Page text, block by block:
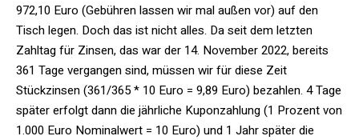
972,10 Euro (Gebühren lassen wir mal außen vor) auf den
Tisch legen. Doch das ist nicht alles. Da seit dem letzten
Zahltag für Zinsen, das war der 14. November 2022, bereits
361 Tage vergangen sind, müssen wir für diese Zeit
Stückzinsen (361/365 * 10 Euro = 9,89 Euro) bezahlen. 4 Tage
später erfolgt dann die jährliche Kuponzahlung (1 Prozent von
1.000 Euro Nominalwert = 10 Euro) und 1 Jahr später die